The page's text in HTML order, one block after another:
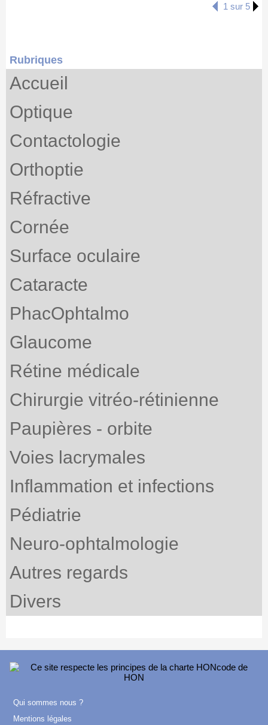
1 sur 5
Rubriques
Accueil
Optique
Contactologie
Orthoptie
Réfractive
Cornée
Surface oculaire
Cataracte
PhacOphtalmo
Glaucome
Rétine médicale
Chirurgie vitréo-rétinienne
Paupières - orbite
Voies lacrymales
Inflammation et infections
Pédiatrie
Neuro-ophtalmologie
Autres regards
Divers
Qui sommes nous ?
Mentions légales